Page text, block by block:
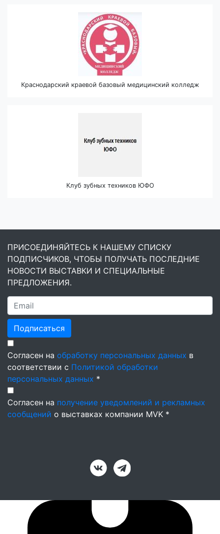
Краснодарский краевой базовый медицинский колледж
Клуб зубных техников ЮФО
ПРИСОЕДИНЯЙТЕСЬ К НАШЕМУ СПИСКУ
ПОДПИСЧИКОВ, ЧТОБЫ ПОЛУЧАТЬ ПОСЛЕДНИЕ
НОВОСТИ ВЫСТАВКИ И СПЕЦИАЛЬНЫЕ
ПРЕДЛОЖЕНИЯ.
Подписаться
Согласен на обработку персональных данных в
соответствии с Политикой обработки
персональных данных *
Согласен на получение уведомлений и рекламных
сообщений о выставках компании MVK *